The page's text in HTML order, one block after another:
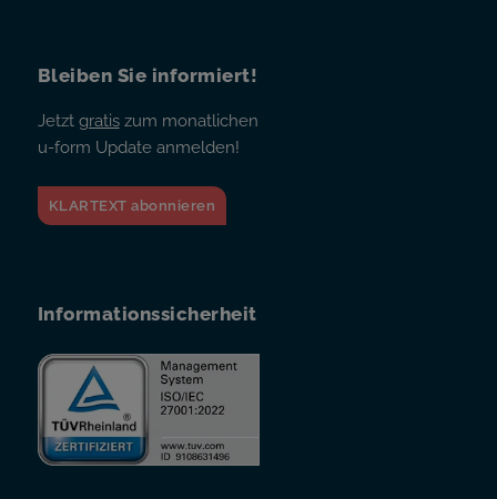
Bleiben Sie informiert!
Jetzt gratiszum monatlichen
u-form Update anmelden!
KLARTEXT abonnieren
Informationssicherheit